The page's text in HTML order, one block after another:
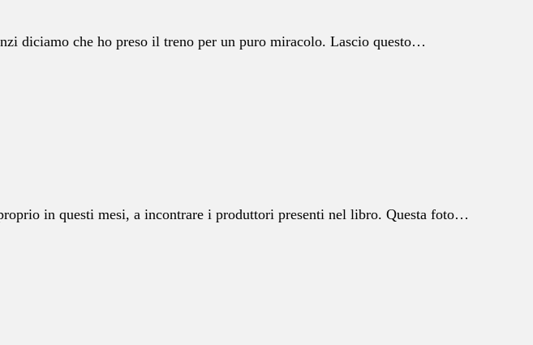
diciamo che ho preso il treno per un puro miracolo. Lascio questo…
in questi mesi, a incontrare i produttori presenti nel libro. Questa foto…